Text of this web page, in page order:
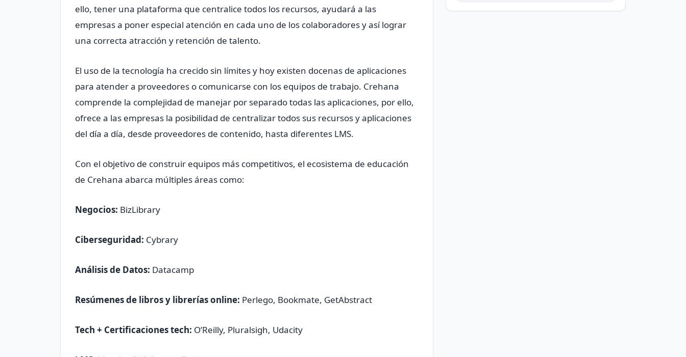
ello, tener una plataforma que centralice todos los recursos, ayudará a las
empresas a poner especial atención en cada uno de los colaboradores y así lograr
una correcta atracción y retención de talento.
El uso de la tecnología ha crecido sin límites y hoy existen docenas de aplicaciones
para atender a proveedores o comunicarse con los equipos de trabajo. Crehana
comprende la complejidad de manejar por separado todas las aplicaciones, por ello,
ofrece a las empresas la posibilidad de centralizar todos sus recursos y aplicaciones
del día a día, desde proveedores de contenido, hasta diferentes LMS.
Con el objetivo de construir equipos más competitivos, el ecosistema de educación
de Crehana abarca múltiples áreas como:
Negocios: BizLibrary
Ciberseguridad: Cybrary
Análisis de Datos: Datacamp
Resúmenes de libros y librerías online: Perlego, Bookmate, GetAbstract
Tech + Certificaciones tech: O’Reilly, Pluralsigh, Udacity